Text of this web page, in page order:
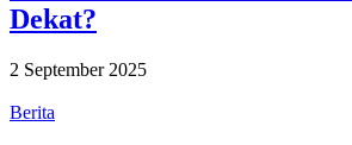
Dekat?
2 September 2025
Berita